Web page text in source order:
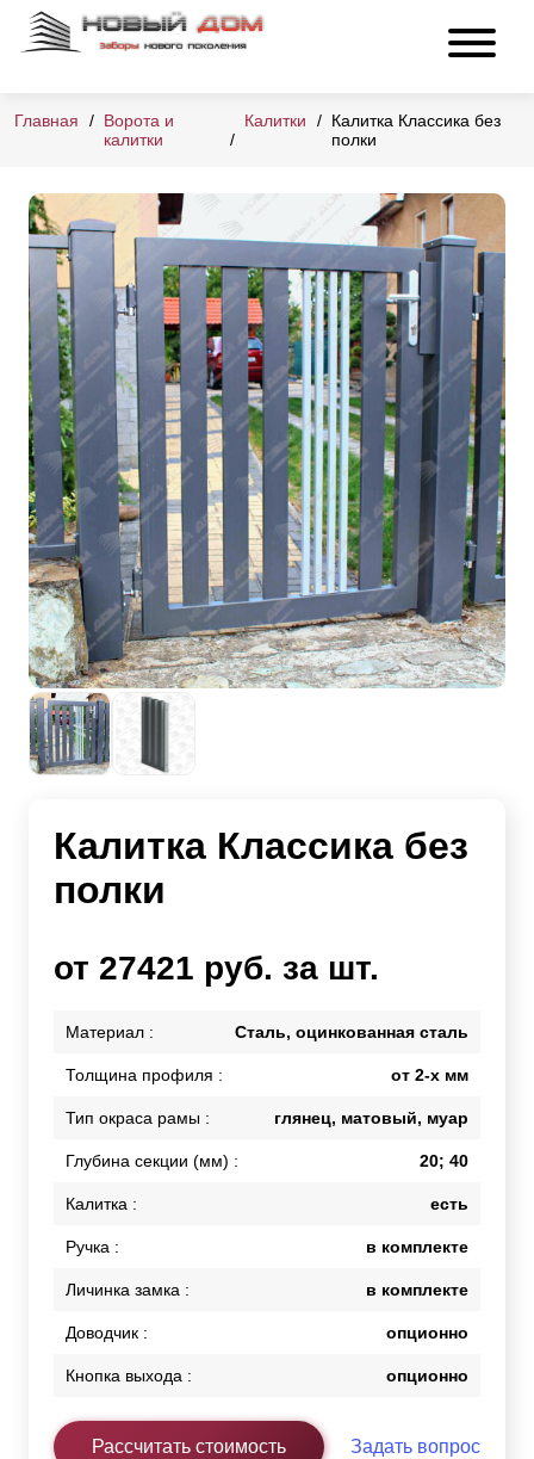
Главная
Ворота и
калитки
Калитки
Калитка Классика без
полки
Калитка Классика без
полки
от 27421 руб. за шт.
Материал : Сталь, оцинкованная сталь
Толщина профиля : от 2-х мм
Тип окраса рамы : глянец, матовый, муар
Глубина секции (мм) : 20; 40
Калитка : есть
Ручка : в комплекте
Личинка замка : в комплекте
Доводчик : опционно
Кнопка выхода : опционно
Рассчитать стоимость Задать вопрос